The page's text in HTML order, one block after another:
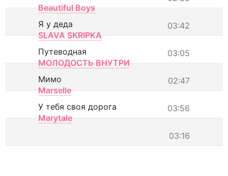
Beautiful Boys
03:42
Я у деда
SLAVA SKRIPKA
03:05
Путеводная
МОЛОДОСТЬ ВНУТРИ
02:47
Мимо
Marselle
03:56
У тебя своя дорога
Marytale
03:16